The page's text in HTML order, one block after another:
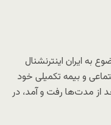
به ایران اینترنشنال
و بیمه تکمیلی خود
از مدت‌ها رفت و آمد، در